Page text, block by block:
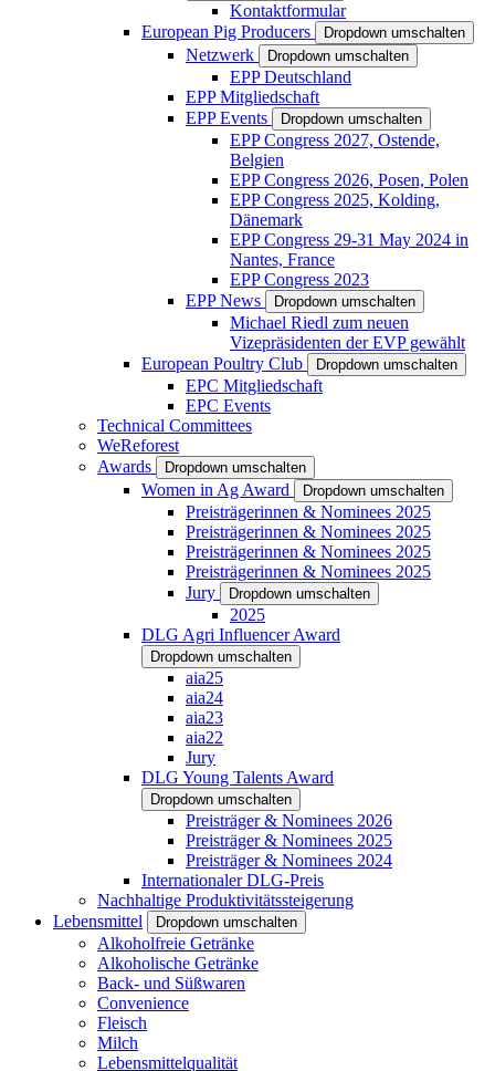
Kontaktformular
European Pig Producers
Dropdown umschalten
Netzwerk Dropdown umschalten
EPP Deutschland
EPP Mitgliedschaft
EPP Events
Dropdown umschalten
EPP Congress 2027, Ostende,
Belgien
EPP Congress 2026, Posen, Polen
EPP Congress 2025, Kolding,
Dänemark
EPP Congress 29-31 May 2024 in
Nantes, France
EPP Congress 2023
EPP News
Dropdown umschalten
Michael Riedl zum neuen
Vizepräsidenten der EVP gewählt
European Poultry Club
Dropdown umschalten
EPC Mitgliedschaft
EPC Events
Technical Committees
WeReforest
Awards
Dropdown umschalten
Women in Ag Award Dropdown umschalten
Preisträgerinnen & Nominees 2025
Preisträgerinnen & Nominees 2025
Preisträgerinnen & Nominees 2025
Preisträgerinnen & Nominees 2025
Jury
Dropdown umschalten
2025
DLG Agri Influencer Award
Dropdown umschalten
aia25
aia24
aia23
aia22
Jury
DLG Young Talents Award
Dropdown umschalten
Preisträger & Nominees 2026
Preisträger & Nominees 2025
Preisträger & Nominees 2024
Internationaler DLG-Preis
Nachhaltige Produktivitätssteigerung
Lebensmittel
Dropdown umschalten
Alkoholfreie Getränke
Alkoholische Getränke
Back- und Süßwaren
Convenience
Fleisch
Milch
Lebensmittelqualität